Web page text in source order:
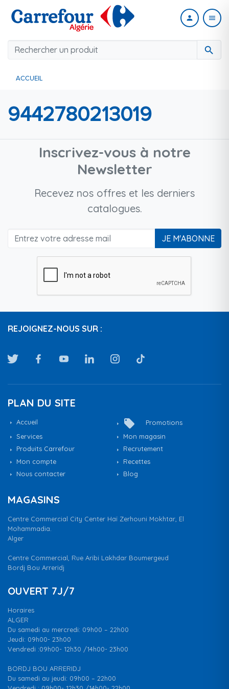
search
person menu
ACCUEIL
9442780213019
Inscrivez-vous à notre
Newsletter
Recevez nos offres et les derniers
catalogues.
JE M'ABONNE
REJOIGNEZ-NOUS SUR :
PLAN DU SITE
Accueil local_offer
Promotions
Services
Mon magasin
Produits Carrefour
Recrutement
Mon compte
Recettes
Nous contacter
Blog
MAGASINS
Centre Commercial City Center Haï Zerhouni Mokhtar, El
Mohammadia.
Alger
Centre Commercial, Rue Aribi Lakhdar Boumergeud
Bordj Bou Arreridj
OUVERT 7J/7
Horaires
ALGER
Du samedi au mercredi: 09h00 – 22h00
Jeudi: 09h00- 23h00
Vendredi :09h00- 12h30 /14h00- 23h00
BORDJ BOU ARRERIDJ
Du samedi au jeudi: 09h00 – 22h00